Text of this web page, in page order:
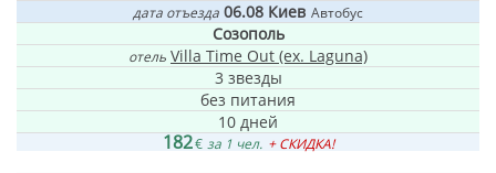
дата отъезда 06.08 Киев Автобус
Созополь
отель Villa Time Out (ex. Laguna)
3 звезды
без питания
10 дней
182€ за 1 чел. + СКИДКА!